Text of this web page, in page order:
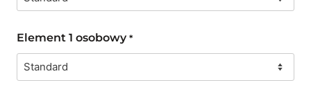
Element 1 osobowy*